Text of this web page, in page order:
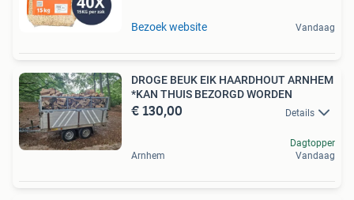
Bezoek website Vandaag
DROGE BEUK EIK HAARDHOUT ARNHEM
*KAN THUIS BEZORGD WORDEN
€ 130,00 Details
Arnhem
Dagtopper
Vandaag